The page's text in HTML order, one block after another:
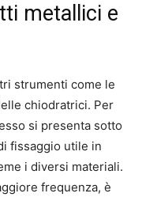
metallici e
strumenti come le
chiodratrici. Per
si presenta sotto
fissaggio utile in
i diversi materiali.
frequenza, è